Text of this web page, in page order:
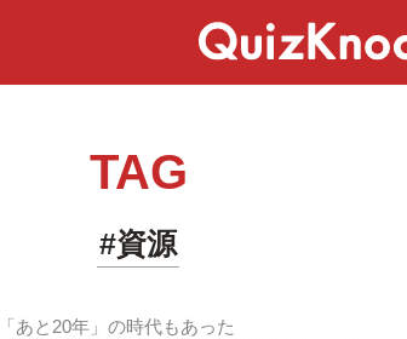
TAG
#資源
「あと20年」の時代もあった